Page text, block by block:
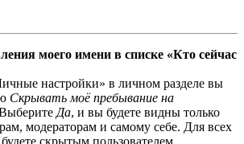
моего имени в списке «Кто сейчас
настройки» в личном разделе вы
Скрывать моё пребывание на
Да, и вы будете видны только
модераторам и самому себе. Для всех
скрытым пользователем.